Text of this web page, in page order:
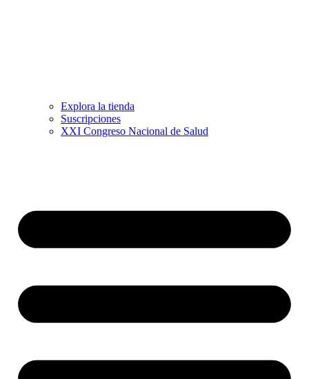
Explora la tienda
Suscripciones
XXI Congreso Nacional de Salud